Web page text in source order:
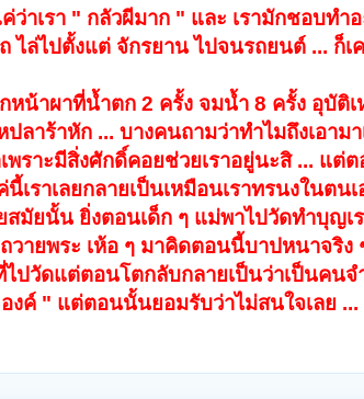
ค่ว่าเรา " กลัวผีมาก " และ เรามักชอบทำ
ล่ไปตั้งแต่ จักรยาน ไปจนรถยนต์ ... ก็เค
หน้าผาที่น้ำตก 2 ครั้ง จมน้ำ 8 ครั้ง อุบัติ
าร้าหัก ... บางคนถามว่าทำไมถึงเอามา
พราะมีสิ่งศักดิ์คอยช่วยเราอยู่นะสิ ... แต่ต
ราเลยกลายเป็นเหมือนเราทรนงในตนเ
มัยนั้น ยิ่งตอนเด็ก ๆ แม่พาไปวัดทำบุญ
ายพระ เห้อ ๆ มาคิดตอนนี้บาปหนาจริง
ปวัดแต่ตอนโตกลับกลายเป็นว่าเป็นคน
งค์ " แต่ตอนนั้นยอมรับว่าไม่สนใจเลย ...